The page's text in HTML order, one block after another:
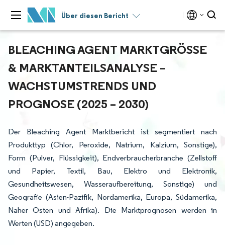
Über diesen Bericht
BLEACHING AGENT MARKTGRÖSSE &
MARKTANTEILSANALYSE – W
ACHSTUMSTRENDS UND P
ROGNOSE (2025 – 2030)
Der Bleaching Agent Marktbericht ist segmentiert nach
Produkttyp (Chlor, Peroxide, Natrium, Kalzium, Sonstige),
Form (Pulver, Flüssigkeit), Endverbraucherbranche (Zellstoff
und Papier, Textil, Bau, Elektro und Elektronik,
Gesundheitswesen, Wasseraufbereitung, Sonstige) und
Geografie (Asien-Pazifik, Nordamerika, Europa, Südamerika,
Naher Osten und Afrika). Die Marktprognosen werden in
Werten (USD) angegeben.